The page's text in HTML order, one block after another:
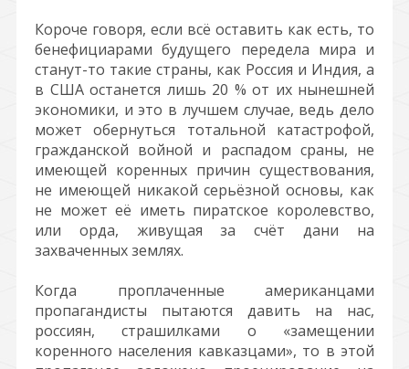
Короче говоря, если всё оставить как есть, то
бенефициарами будущего передела мира и
станут-то такие страны, как Россия и Индия, а
в США останется лишь 20 % от их нынешней
экономики, и это в лучшем случае, ведь дело
может обернуться тотальной катастрофой,
гражданской войной и распадом сраны, не
имеющей коренных причин существования,
не имеющей никакой серьёзной основы, как
не может её иметь пиратское королевство,
или орда, живущая за счёт дани на
захваченных землях.
Когда проплаченные американцами
пропагандисты пытаются давить на нас,
россиян, страшилками о «замещении
коренного населения кавказцами», то в этой